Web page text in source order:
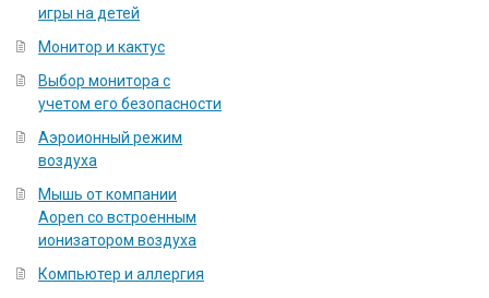
игры на детей
Монитор и кактус
Выбор монитора с
учетом его безопасности
Аэроионный режим
воздуха
Мышь от компании
Aopen со встроенным
ионизатором воздуха
Компьютер и аллергия